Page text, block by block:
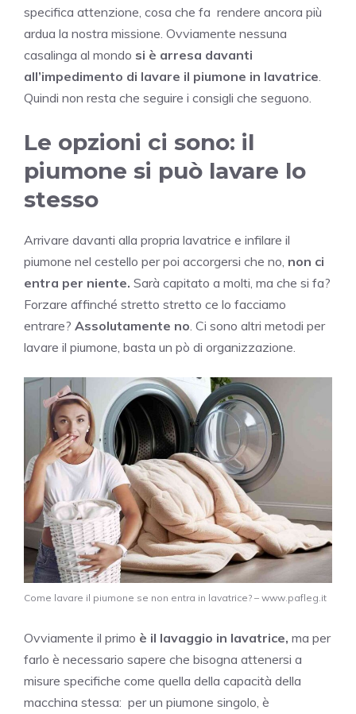
specifica attenzione, cosa che fa rendere ancora più
ardua la nostra missione. Ovviamente nessuna
casalinga al mondo si è arresa davanti
all’impedimento di lavare il piumone in lavatrice.
Quindi non resta che seguire i consigli che seguono.
Le opzioni ci sono: il
piumone si può lavare lo
stesso
Arrivare davanti alla propria lavatrice e infilare il
piumone nel cestello per poi accorgersi che no, non ci
entra per niente. Sarà capitato a molti, ma che si fa?
Forzare affinché stretto stretto ce lo facciamo
entrare? Assolutamente no. Ci sono altri metodi per
lavare il piumone, basta un pò di organizzazione.
Come lavare il piumone se non entra in lavatrice? – www.pafleg.it
Ovviamente il primo è il lavaggio in lavatrice, ma per
farlo è necessario sapere che bisogna attenersi a
misure specifiche come quella della capacità della
macchina stessa: per un piumone singolo, è